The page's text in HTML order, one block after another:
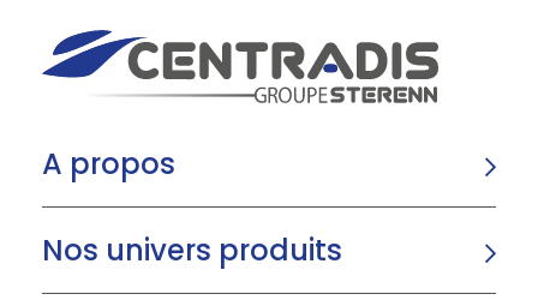
A propos
Nos univers produits